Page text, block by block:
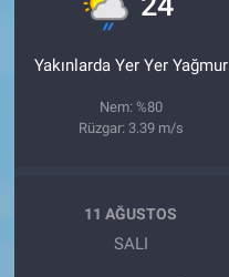
Yakınlarda Yer Yer Yağmur
Nem: %80
Rüzgar: 3.39 m/s
11 AĞUSTOS
SALI